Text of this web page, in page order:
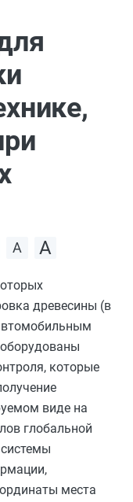
древесины (в
которые
виде на
глобальной
места